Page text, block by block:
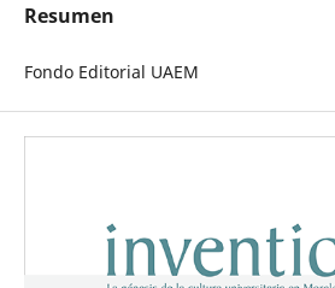
Resumen
Fondo Editorial UAEM